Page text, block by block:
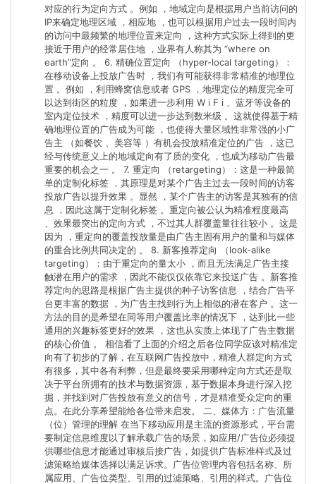
对应的行为定向方式 。例如 ，地域定向是根据用户当前访问的
IP来确定地理区域 ，相应地 ，也可以根据用户过去一段时间内
的访问中最频繁的地理位置来定向 ，这种方式实际上得到的更
接近于用户的经常居住地 ，业界有人称其为 “where on
earth”定向 。 6. 精确位置定向 （hyper-local targeting）：
在移动设备上投放广告时 ，我们有可能获得非常精准的地理位
置 。例如 ，利用蜂窝信息或者 GPS ，地理定位的精度完全可
以达到街区的粒度 ，如果进一步利用 W i F i 、蓝牙等设备的
室内定位技术 ，精度可以进一步达到数米级 。这就使得基于精
确地理位置的广告成为可能 ，也使得大量区域性非常强的小广
告主 （如餐饮 、美容等 ）有机会投放精准定位的广告 ，这已
经与传统意义上的地域定向有了质的变化 ，也成为移动广告最
重要的机会之一 。 7. 重定向 （retargeting）：这是一种最简
单的定制化标签 ，其原理是对某个广告主过去一段时间的访客
投放广告以提升效果 。显然 ，某个广告主的访客是其独有的信
息 ，因此这属于定制化标签 。重定向被公认为精准程度最高
、效果最突出的定向方式 ，不过其人群覆盖量往往较小 。这是
因为 ，重定向的覆盖投放量是由广告主固有用户的量和与媒体
的重合比例共同决定的 。 8. 新客推荐定向 （look-alike
targeting）：由于重定向的量太小 ，而且无法满足广告主接
触潜在用户的需求 ，因此不能仅仅依靠它来投送广告 。新客推
荐定向的思路是根据广告主提供的种子访客信息 ，结合广告平
台更丰富的数据 ，为广告主找到行为上相似的潜在客户 。这一
方法的目的是希望在同等用户覆盖比率的情况下 ，达到比一些
通用的兴趣标签更好的效果 ，这也从实质上体现了广告主数据
的核心价值 。 相信看了上面的介绍之后各位同学应该对精准定
向有了初步的了解，在互联网广告投放中，精准人群定向方式
有很多，其中各有利弊，但是最终要采用哪种定向方式还是取
决于平台所拥有的技术与数据资源，基于数据本身进行深入挖
掘，并找到对广告投放有意义的信号，才是精准受众定向的重
点。在此分享希望能给各位带来启发。 二、媒体方：广告流量
（位）管理的理解 在当下移动应用是主流的资源形式，平台需
要制定信息维度以了解承载广告的场景，如应用/广告位必须提
供哪些信息才能通过审核后接广告，如提供广告标准样式及过
滤策略给媒体选择以满足诉求。广告位管理内容包括名称、所
属应用、广告位类型、引用的过滤策略、引用的样式。广告位